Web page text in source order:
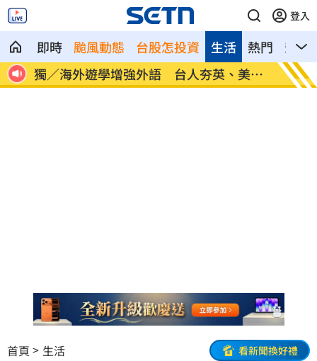
登入
即時 颱風動態 台股怎投資 熱門 影音
生活
30
獨／海外遊學增強外語 台人夯英、美、
加
長尾
因
首頁 生活 看新聞換好禮